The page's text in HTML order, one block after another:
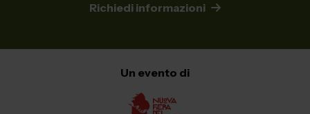
Richiedi informazioni
Un evento di